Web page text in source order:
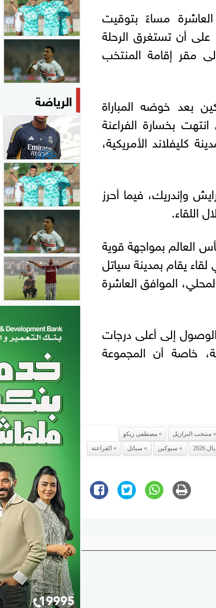
مساءً بتوقيت
على أن تستغرق الرحلة
مقر إقامة المنتخب
بعد خوضه المباراة
انتهت بخسارة الفراعنة
كليفلاند الأمريكية،
وإندريك، فيما أحرز
العالم بمواجهة قوية
الجاري، في لقاء يقام بمدينة سياتل
الموافق العاشرة
إلى أعلى درجات
خاصة أن المجموعة
منتخب البرازيل
مصطفى زيكو
2026 سبوكين سياتل الفراعنة
الرياضة